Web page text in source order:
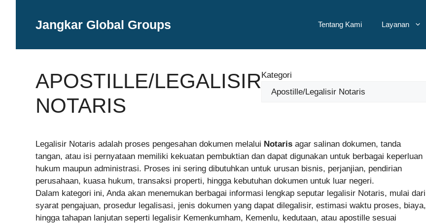
Jangkar Global Groups Tentang Kami Layanan
APOSTILLE/LEGALISIR
NOTARIS
Kategori
Legalisir Notaris adalah proses pengesahan dokumen melalui Notaris agar salinan dokumen, tanda
tangan, atau isi pernyataan memiliki kekuatan pembuktian dan dapat digunakan untuk berbagai keperluan
hukum maupun administrasi. Proses ini sering dibutuhkan untuk urusan bisnis, perjanjian, pendirian
perusahaan, kuasa hukum, transaksi properti, hingga kebutuhan dokumen untuk luar negeri.
Dalam kategori ini, Anda akan menemukan berbagai informasi lengkap seputar legalisir Notaris, mulai dari
syarat pengajuan, prosedur legalisasi, jenis dokumen yang dapat dilegalisir, estimasi waktu proses, biaya,
hingga tahapan lanjutan seperti legalisir Kemenkumham, Kemenlu, kedutaan, atau apostille sesuai